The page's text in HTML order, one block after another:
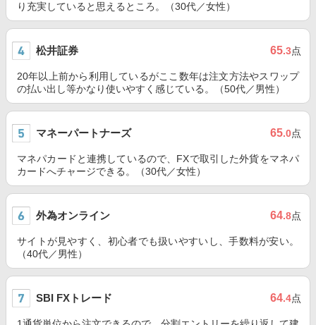
り充実していると思えるところ。（30代／女性）
松井証券 65.3点
20年以上前から利用しているがここ数年は注文方法やスワップ
の払い出し等かなり使いやすく感じている。（50代／男性）
マネーパートナーズ 65.0点
マネパカードと連携しているので、FXで取引した外貨をマネパ
カードへチャージできる。（30代／女性）
外為オンライン 64.8点
サイトが見やすく、初心者でも扱いやすいし、手数料が安い。
（40代／男性）
SBI FXトレード 64.4点